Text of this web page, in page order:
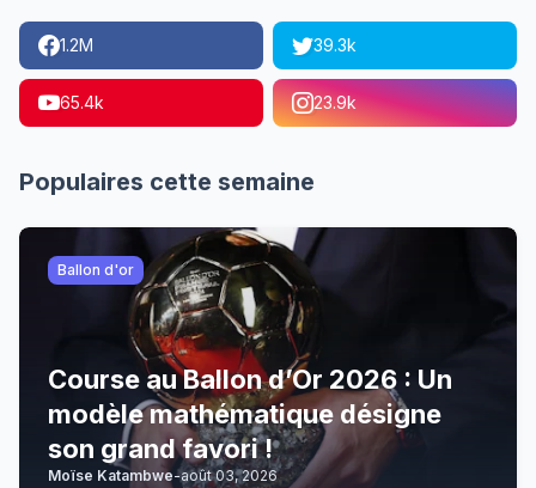
1.2M 39.3k
65.4k 23.9k
Populaires cette semaine
Ballon d'or
Course au Ballon d’Or 2026 : Un
modèle mathématique désigne
son grand favori !
Moïse Katambwe-août 03, 2026